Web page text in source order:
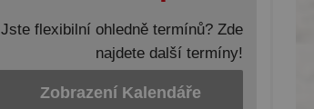
Jste flexibilní ohledně termínů? Zde
najdete další termíny!
Zobrazení Kalendáře